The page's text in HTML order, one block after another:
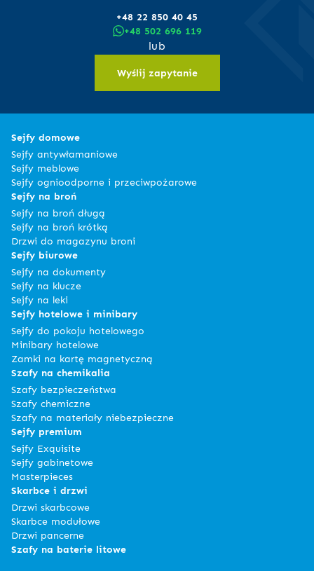
+48 22 850 40 45
+48 502 696 119
lub
Wyślij zapytanie
Sejfy domowe
Sejfy antywłamaniowe
Sejfy meblowe
Sejfy ognioodporne i przeciwpożarowe
Sejfy na broń
Sejfy na broń długą
Sejfy na broń krótką
Drzwi do magazynu broni
Sejfy biurowe
Sejfy na dokumenty
Sejfy na klucze
Sejfy na leki
Sejfy hotelowe i minibary
Sejfy do pokoju hotelowego
Minibary hotelowe
Zamki na kartę magnetyczną
Szafy na chemikalia
Szafy bezpieczeństwa
Szafy chemiczne
Szafy na materiały niebezpieczne
Sejfy premium
Sejfy Exquisite
Sejfy gabinetowe
Masterpieces
Skarbce i drzwi
Drzwi skarbcowe
Skarbce modułowe
Drzwi pancerne
Szafy na baterie litowe